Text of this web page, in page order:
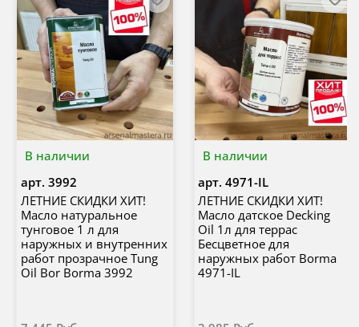
В наличии
арт. 3992
ЛЕТНИЕ СКИДКИ ХИТ!
Масло натуральное
тунговое 1 л для
наружных и внутренних
работ прозрачное Tung
Oil Bor Borma 3992
В наличии
арт. 4971-IL
ЛЕТНИЕ СКИДКИ ХИТ!
Масло датское Decking
Oil 1л для террас
Бесцветное для
наружных работ Borma
4971-IL